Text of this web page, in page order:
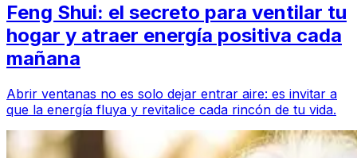
Feng Shui: el secreto para ventilar tu
hogar y atraer energía positiva cada
mañana
Abrir ventanas no es solo dejar entrar aire: es invitar a
que la energía fluya y revitalice cada rincón de tu vida.